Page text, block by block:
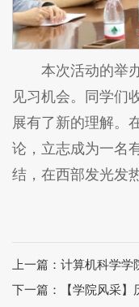
本次活动的举
见习机会。同学们
展有了新的理解。
论，立志成为一名
结，在西部发光发
上一篇： 计算机科学学院举办名师
下一篇：
【学院风采】